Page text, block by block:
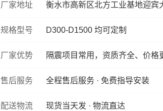
厂家地址 衡水市高新区北方工业基地迎宾
规格型号 D300-D1500 均可定制
厂家优势 隔震项目常用，资质齐全、价格
售后服务 全程售后服务 · 免费指导安装
配送物流 现货当天发 · 物流直达